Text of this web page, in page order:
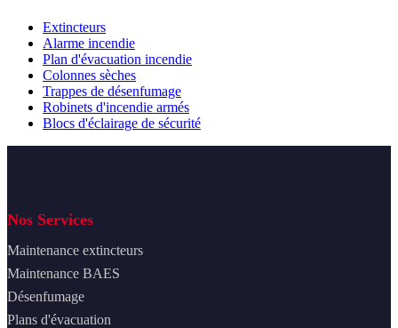
Extincteurs
Alarme incendie
Plan d'évacuation incendie
Colonnes sèches
Trappes de désenfumage
Robinets d'incendie armés
Blocs d'éclairage de sécurité
Nos Services
Maintenance extincteurs
Maintenance BAES
Désenfumage
Plans d'évacuation